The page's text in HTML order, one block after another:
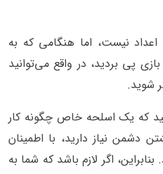
نیست، اما هنگامی که به
پی بردید، در واقع می‌توانید
شوید.
که یک اسلحه خاص چگونه کار
دشمن نیاز دارید، با اطمینان
اگر لازم باشد که شما به